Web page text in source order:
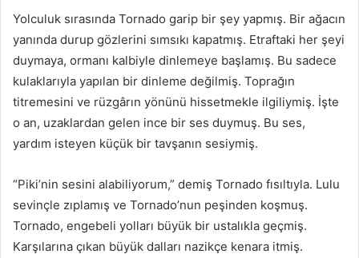
Yolculuk sırasında Tornado garip bir şey yapmış. Bir ağacın
yanında durup gözlerini sımsıkı kapatmış. Etraftaki her şeyi
duymaya, ormanı kalbiyle dinlemeye başlamış. Bu sadece
kulaklarıyla yapılan bir dinleme değilmiş. Toprağın
titremesini ve rüzgârın yönünü hissetmekle ilgiliymiş. İşte
o an, uzaklardan gelen ince bir ses duymuş. Bu ses,
yardım isteyen küçük bir tavşanın sesiymiş.
“Piki’nin sesini alabiliyorum,” demiş Tornado fısıltıyla. Lulu
sevinçle zıplamış ve Tornado’nun peşinden koşmuş.
Tornado, engebeli yolları büyük bir ustalıkla geçmiş.
Karşılarına çıkan büyük dalları nazikçe kenara itmiş.